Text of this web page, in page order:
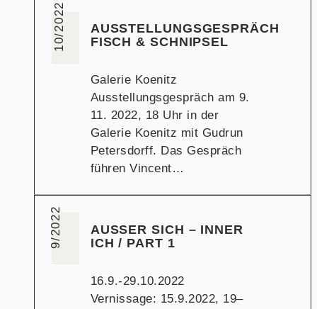
10/2022
AUSSTELLUNGSGESPRÄCH
FISCH & SCHNIPSEL
Galerie Koenitz
Ausstellungsgespräch am 9.
11. 2022, 18 Uhr in der
Galerie Koenitz mit Gudrun
Petersdorff. Das Gespräch
führen Vincent…
9/2022
AUSSER SICH – INNER I
CH / PART 1
16.9.-29.10.2022
Vernissage: 15.9.2022, 19–